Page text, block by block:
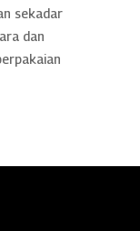
sekadar
dan